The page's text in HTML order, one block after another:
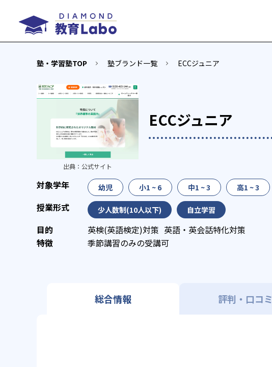
塾・学習塾TOP 塾ブランド一覧 ECCジュニア
ECCジュニア
出典： 公式サイト
幼児 小1 ~ 6 中1 ~ 3 高1 ~ 3
少人数制(10人以下) 自立学習
英検(英語検定)対策 英語・英会話特化対策
季節講習のみの受講可
総合情報 評判・口コミ